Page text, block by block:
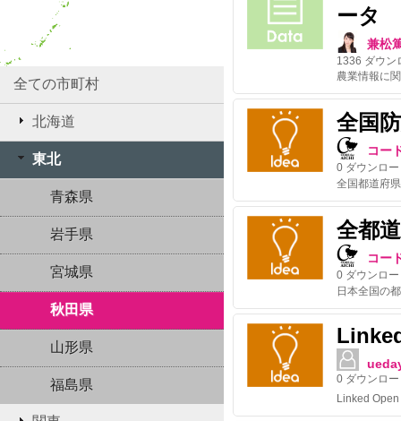
全ての市町村
北海道
東北
青森県
岩手県
宮城県
秋田県
山形県
福島県
ータ
兼松
1336 ダウン
全国
コー
0 ダウンロ
全都
コー
0 ダウンロ
0 ダウンロ